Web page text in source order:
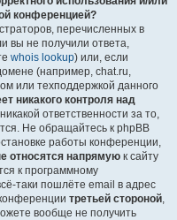
конференцией?
перечисленных в
вы не получили ответа,
whois lookup) или, если
(например, chat.ru,
или техподдержкой данного
никакого контроля над
ответственности за то,
Не обращайтесь к phpBB
работы конференции,
относятся напрямую к сайту
к программному
таки пошлёте email в адрес
третьей стороной,
вообще не получить